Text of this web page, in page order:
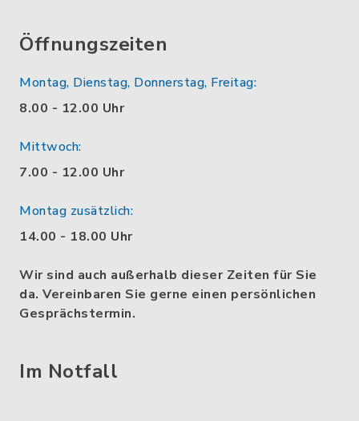
Öffnungszeiten
Montag, Dienstag, Donnerstag, Freitag:
8.00 - 12.00 Uhr
Mittwoch:
7.00 - 12.00 Uhr
Montag zusätzlich:
14.00 - 18.00 Uhr
Wir sind auch außerhalb dieser Zeiten für Sie
da. Vereinbaren Sie gerne einen persönlichen
Gesprächstermin.
Im Notfall